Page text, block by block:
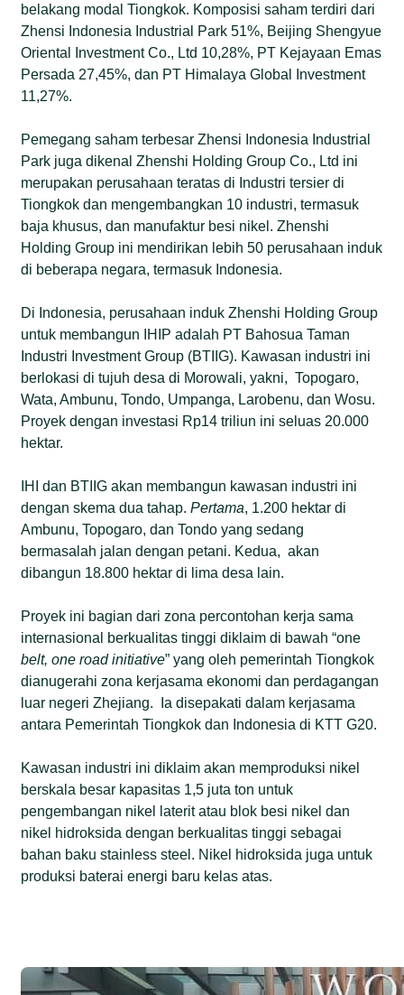
belakang modal Tiongkok. Komposisi saham terdiri dari
Zhensi Indonesia Industrial Park 51%, Beijing Shengyue
Oriental Investment Co., Ltd 10,28%, PT Kejayaan Emas
Persada 27,45%, dan PT Himalaya Global Investment
11,27%.
Pemegang saham terbesar Zhensi Indonesia Industrial
Park juga dikenal Zhenshi Holding Group Co., Ltd ini
merupakan perusahaan teratas di Industri tersier di
Tiongkok dan mengembangkan 10 industri, termasuk
baja khusus, dan manufaktur besi nikel. Zhenshi
Holding Group ini mendirikan lebih 50 perusahaan induk
di beberapa negara, termasuk Indonesia.
Di Indonesia, perusahaan induk Zhenshi Holding Group
untuk membangun IHIP adalah PT Bahosua Taman
Industri Investment Group (BTIIG). Kawasan industri ini
berlokasi di tujuh desa di Morowali, yakni, Topogaro,
Wata, Ambunu, Tondo, Umpanga, Larobenu, dan Wosu.
Proyek dengan investasi Rp14 triliun ini seluas 20.000
hektar.
IHI dan BTIIG akan membangun kawasan industri ini
dengan skema dua tahap.Pertama, 1.200 hektar di
Ambunu, Topogaro, dan Tondo yang sedang
bermasalah jalan dengan petani. Kedua, akan
dibangun 18.800 hektar di lima desa lain.
Proyek ini bagian dari zona percontohan kerja sama
internasional berkualitas tinggi diklaim di bawah “one
belt, one road initiative” yang oleh pemerintah Tiongkok
dianugerahi zona kerjasama ekonomi dan perdagangan
luar negeri Zhejiang. Ia disepakati dalam kerjasama
antara Pemerintah Tiongkok dan Indonesia di KTT G20.
Kawasan industri ini diklaim akan memproduksi nikel
berskala besar kapasitas 1,5 juta ton untuk
pengembangan nikel laterit atau blok besi nikel dan
nikel hidroksida dengan berkualitas tinggi sebagai
bahan baku stainless steel. Nikel hidroksida juga untuk
produksi baterai energi baru kelas atas.